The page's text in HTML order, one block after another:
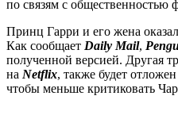
по связям с общественностью
Принц Гарри и его жена
Как сообщает Daily Mail,
полученной версией. Другая
на Netflix, также будет
чтобы меньше критиковать